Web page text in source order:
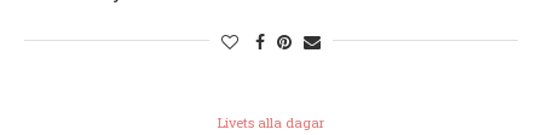
Livets alla dagar